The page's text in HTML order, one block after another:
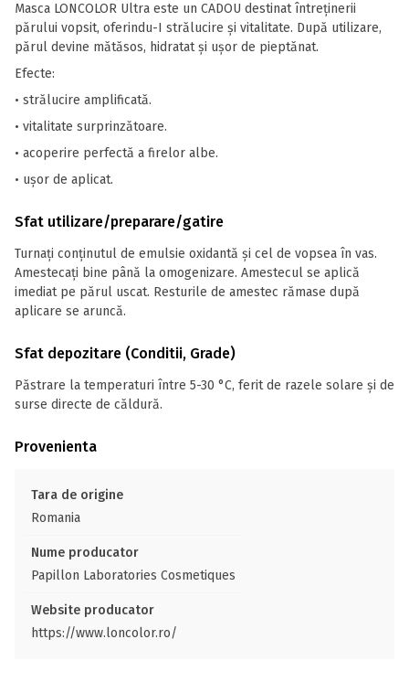
Masca LONCOLOR Ultra este un CADOU destinat întreținerii
părului vopsit, oferindu-I strălucire și vitalitate. După utilizare,
părul devine mătăsos, hidratat și ușor de pieptănat.
Efecte:
• strălucire amplificată.
• vitalitate surprinzătoare.
• acoperire perfectă a firelor albe.
• ușor de aplicat.
Sfat utilizare/preparare/gatire
Turnaţi conținutul de emulsie oxidantă şi cel de vopsea în vas.
Amestecaţi bine până la omogenizare. Amestecul se aplică
imediat pe părul uscat. Resturile de amestec rămase după
aplicare se aruncă.
Sfat depozitare (Conditii, Grade)
Păstrare la temperaturi între 5-30 °C, ferit de razele solare și de
surse directe de căldură.
Provenienta
Tara de origine
Romania
Nume producator
Papillon Laboratories Cosmetiques
Website producator
https://www.loncolor.ro/